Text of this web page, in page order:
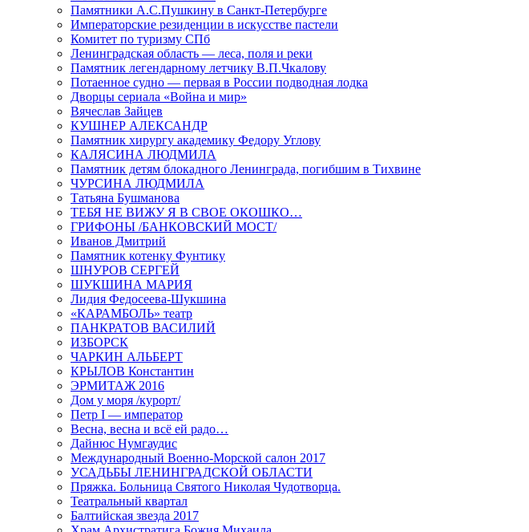
Памятники А.С.Пушкину в Санкт-Петербурге
Императорские резиденции в искусстве пастели
Комитет по туризму СПб
Ленинградская область — леса, поля и реки
Памятник легендарному летчику В.П.Чкалову
Потаенное судно — первая в России подводная лодка
Дворцы сериала «Война и мир»
Вячеслав Зайцев
КУШНЕР АЛЕКСАНДР
Памятник хирургу академику Федору Углову
КАЛЯСИНА ЛЮДМИЛА
Памятник детям блокадного Ленинграда, погибшим в Тихвине
ЧУРСИНА ЛЮДМИЛА
Татьяна Бушманова
ТЕБЯ НЕ ВИЖУ Я В СВОЕ ОКОШКО…
ГРИФОНЫ /БАНКОВСКИЙ МОСТ/
Иванов Дмитрий
Памятник котенку Фунтику
ШНУРОВ СЕРГЕЙ
ШУКШИНА МАРИЯ
Лидия Федосеева-Шукшина
«КАРАМБОЛЬ» театр
ПАНКРАТОВ ВАСИЛИЙ
ИЗБОРСК
ЧАРКИН АЛЬБЕРТ
КРЫЛОВ Константин
ЭРМИТАЖ 2016
Дом у моря /курорт/
Петр I — император
Весна, весна и всё ей радо…
Дайнюс Нумгаудис
Международный Военно-Морской салон 2017
УСАДЬБЫ ЛЕНИНГРАДСКОЙ ОБЛАСТИ
Пряжка. Больница Святого Николая Чудотворца.
Театральный квартал
Балтийская звезда 2017